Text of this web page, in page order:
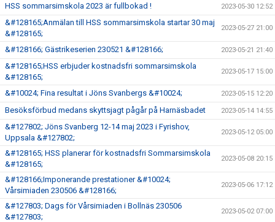
HSS sommarsimskola 2023 är fullbokad ! 2023-05-30 12:52
&#128165;Anmälan till HSS sommarsimskola startar 30 maj
&#128165;
2023-05-27 21:00
&#128166; Gästrikeserien 230521 &#128166; 2023-05-21 21:40
&#128165;HSS erbjuder kostnadsfri sommarsimskola
&#128165;
2023-05-17 15:00
&#10024; Fina resultat i Jöns Svanbergs &#10024; 2023-05-15 12:20
Besöksförbud medans skyttsjagt pågår på Harnäsbadet 2023-05-14 14:55
&#127802; Jöns Svanberg 12-14 maj 2023 i Fyrishov,
Uppsala &#127802;
2023-05-12 05:00
&#128165; HSS planerar för kostnadsfri Sommarsimskola
&#128165;
2023-05-08 20:15
&#128166;Imponerande prestationer &#10024;
Vårsimiaden 230506 &#128166;
2023-05-06 17:12
&#127803; Dags för Vårsimiaden i Bollnäs 230506
&#127803;
2023-05-02 07:00